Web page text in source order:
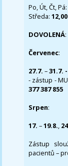
Po, Út, Čt, Pá:
Středa:
DOVOLENÁ:
Červenec:
27.7.–31.7.
- zástup -
377 387 855
Srpen:
17. –19.8.,
Zástup
pacientů –